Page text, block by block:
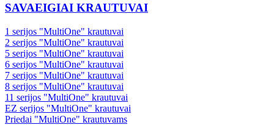
SAVAEIGIAI KRAUTUVAI
1 serijos "MultiOne" krautuvai
2 serijos "MultiOne" krautuvai
5 serijos "MultiOne" krautuvai
6 serijos "MultiOne" krautuvai
7 serijos "MultiOne" krautuvai
8 serijos "MultiOne" krautuvai
11 serijos "MultiOne" krautuvai
EZ serijos "MultiOne" krautuvai
Priedai "MultiOne" krautuvams